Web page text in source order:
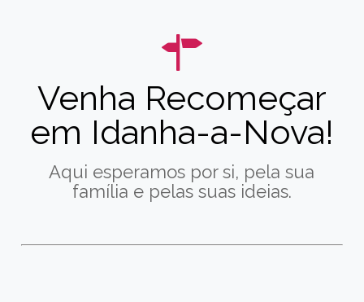
Venha Recomeçar
em Idanha-a-Nova!
Aqui esperamos por si, pela sua
família e pelas suas ideias.